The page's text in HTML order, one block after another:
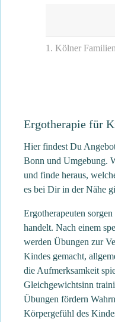
1. Kölner
Ergotherapie für
Hier findest Du
Bonn und Umgebung.
und finde heraus,
es bei Dir in der Nähe
Ergotherapeuten
handelt. Nach einem
werden Übungen zur
Kindes gemacht,
die Aufmerksamkeit
Gleichgewichtsinn
Übungen fördern
Körpergefühl des